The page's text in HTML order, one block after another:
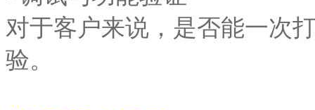
对于客户来说，是否能一次
验。